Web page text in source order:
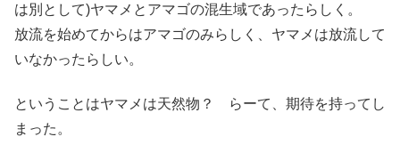
は別として)ヤマメとアマゴの混生域であったらしく。
放流を始めてからはアマゴのみらしく、ヤマメは放流して
いなかったらしい。
ということはヤマメは天然物？ らーて、期待を持ってし
まった。